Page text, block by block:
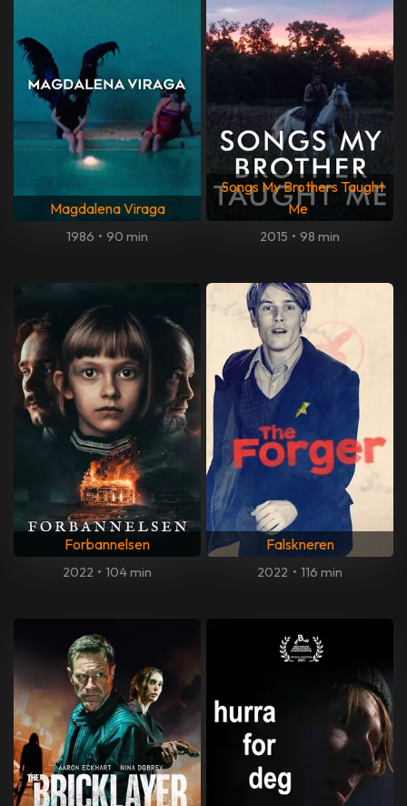
Magdalena Viraga
1986 • 90 min
Songs My Brothers Taught
Me
2015 • 98 min
Forbannelsen
2022 • 104 min
Falskneren
2022 • 116 min